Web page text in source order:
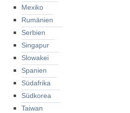
Mexiko
Rumänien
Serbien
Singapur
Slowakei
Spanien
Südafrika
Südkorea
Taiwan